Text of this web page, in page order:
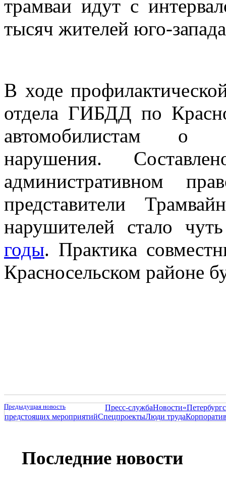
трамваи идут с
тысяч жителей юго-
В ходе
отдела ГИБДД по
автомобилистам о
нарушения.
административном
представители
нарушителей стало
годы. Практика
Красносельском районе
Предыдущая новость Пресс-службаНовости
предстоящих мероприятийСпецпроектыЛюди труда
Последние новости